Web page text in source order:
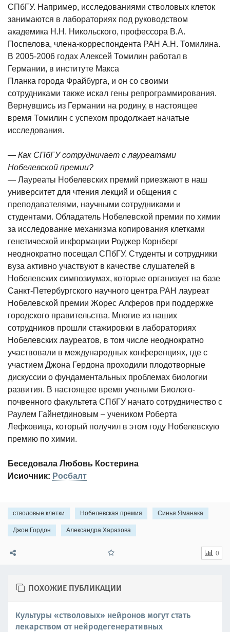
СПбГУ. Например, исследованиями стволовых клеток
занимаются в лабораториях под руководством
академика Н.Н. Никольского, профессора В.А.
Поспелова, члена-корреспондента РАН А.Н. Томилина.
В 2005-2006 годах Алексей Томилин работал в
Германии, в институте Макса
Планка города Фрайбурга, и он со своими
сотрудниками также искал гены репрограммирования.
Вернувшись из Германии на родину, в настоящее
время Томилин с успехом продолжает начатые
исследования.
— Как СПбГУ сотрудничает с лауреатами
Нобелевской премии?
— Лауреаты Нобелевских премий приезжают в наш
университет для чтения лекций и общения с
преподавателями, научными сотрудниками и
студентами. Обладатель Нобелевской премии по химии
за исследование механизма копирования клетками
генетической информации Роджер Корнберг
неоднократно посещал СПбГУ. Студенты и сотрудники
вуза активно участвуют в качестве слушателей в
Нобелевских симпозиумах, которые организует на базе
Санкт-Петербургского научного центра РАН лауреат
Нобелевской премии Жорес Алферов при поддержке
городского правительства. Многие из наших
сотрудников прошли стажировки в лабораториях
Нобелевских лауреатов, в том числе неоднократно
участвовали в международных конференциях, где с
участием Джона Гердона проходили плодотворные
дискуссии о фундаментальных проблемах биологии
развития. В настоящее время учеными Биолого-
почвенного факультета СПбГУ начато сотрудничество с
Раулем Гайнетдиновым – учеником Роберта
Лефковица, который получил в этом году Нобелевскую
премию по химии.
Беседовала Любовь Костерина
Исиочник: Росбалт
стволовые клетки Нобелевская премия Синья Яманака
Джон Гордон Александра Харазова
0
ПОХОЖИЕ ПУБЛИКАЦИИ
Культуры «стволовых» нейронов могут стать
лекарством от нейродегенеративных